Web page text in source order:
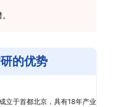
的优势
立于首都北京，具有18年产业